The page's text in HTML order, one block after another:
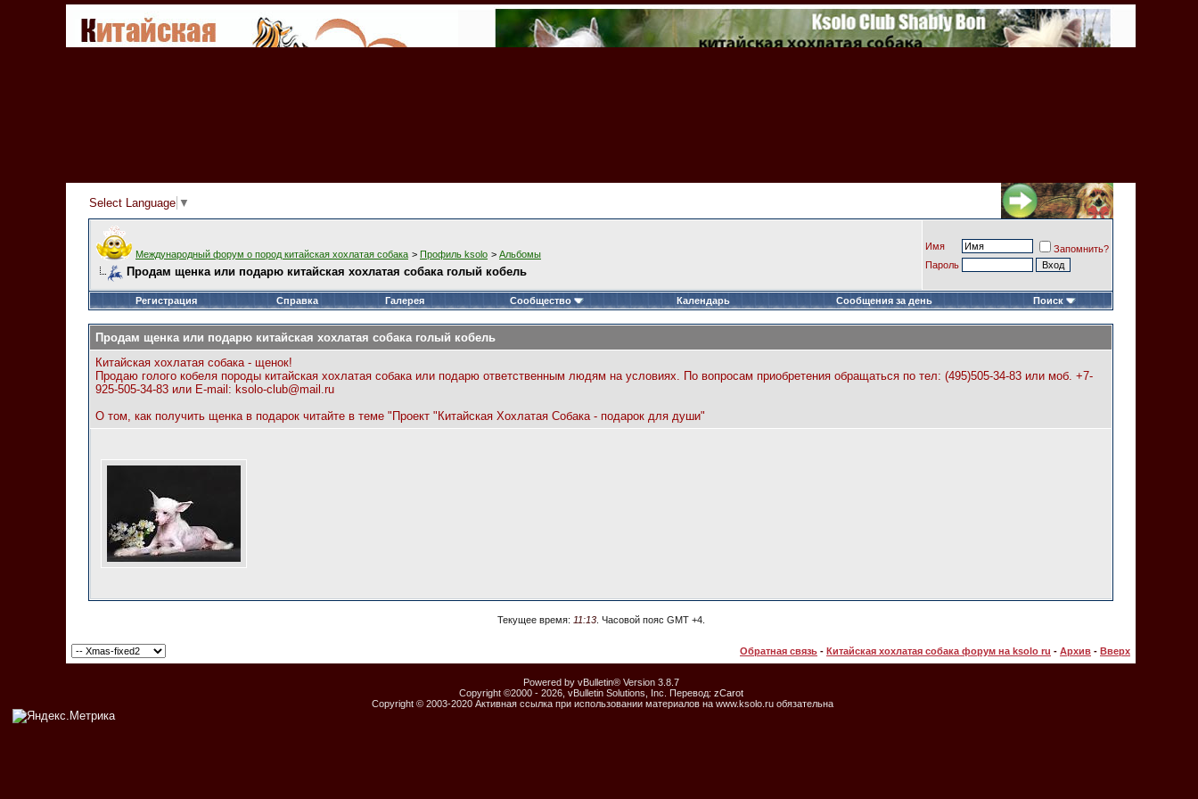
Select Language ▼
Международный форум о пород китайская хохлатая собака > Профиль ksolo > Альбомы
Продам щенка или подарю китайская хохлатая собака голый кобель
Имя
Запомнить?
Пароль
Регистрация Справка Галерея Сообщество Календарь Сообщения за день Поиск
Продам щенка или подарю китайская хохлатая собака голый кобель
Китайская хохлатая собака - щенок!
Продаю голого кобеля породы китайская хохлатая собака или подарю ответственным людям на условиях. По вопросам приобретения обращаться по тел: (495)505-34-83 или моб. +7-
925-505-34-83 или E-mail: ksolo-club@mail.ru
О том, как получить щенка в подарок читайте в теме "Проект "Китайская Хохлатая Собака - подарок для души"
Текущее время: 11:13. Часовой пояс GMT +4.
Обратная связь - Китайская хохлатая собака форум на ksolo ru - Архив - Вверх
Powered by vBulletin® Version 3.8.7
Copyright ©2000 - 2026, vBulletin Solutions, Inc. Перевод: zCarot
Copyright © 2003-2020 Активная ссылка при использовании материалов на www.ksolo.ru обязательна